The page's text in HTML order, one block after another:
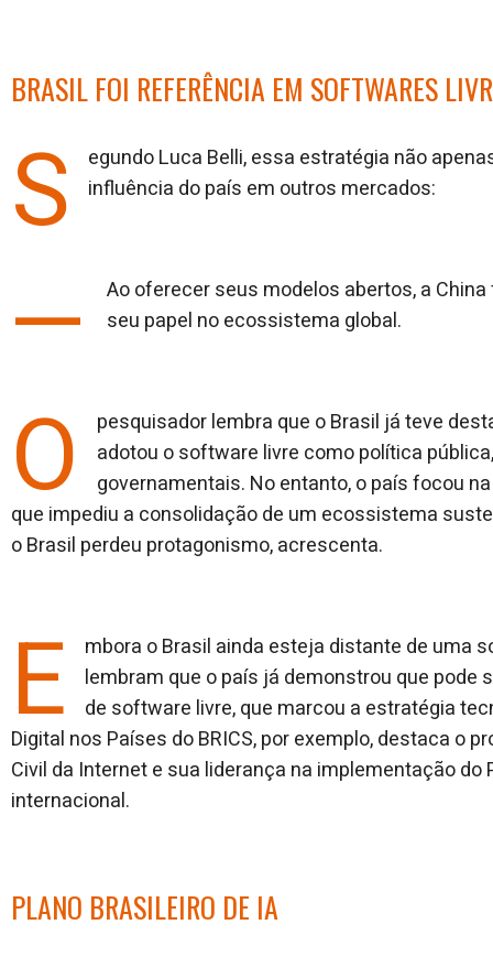
BRASIL FOI REFERÊNCIA EM SOFTWARES
S
egundo Luca Belli, essa estratégia não
influência do país em outros mercados:
—
Ao oferecer seus modelos abertos, a
seu papel no ecossistema global.
O
pesquisador lembra que o Brasil já teve
adotou o software livre como política
governamentais. No entanto, o país focou
que impediu a consolidação de um ecossistema
o Brasil perdeu protagonismo, acrescenta.
E
mbora o Brasil ainda esteja distante de uma
lembram que o país já demonstrou que
de software livre, que marcou a estratégia
Digital nos Países do BRICS, por exemplo, destaca o
Civil da Internet e sua liderança na implementação
internacional.
PLANO BRASILEIRO DE IA